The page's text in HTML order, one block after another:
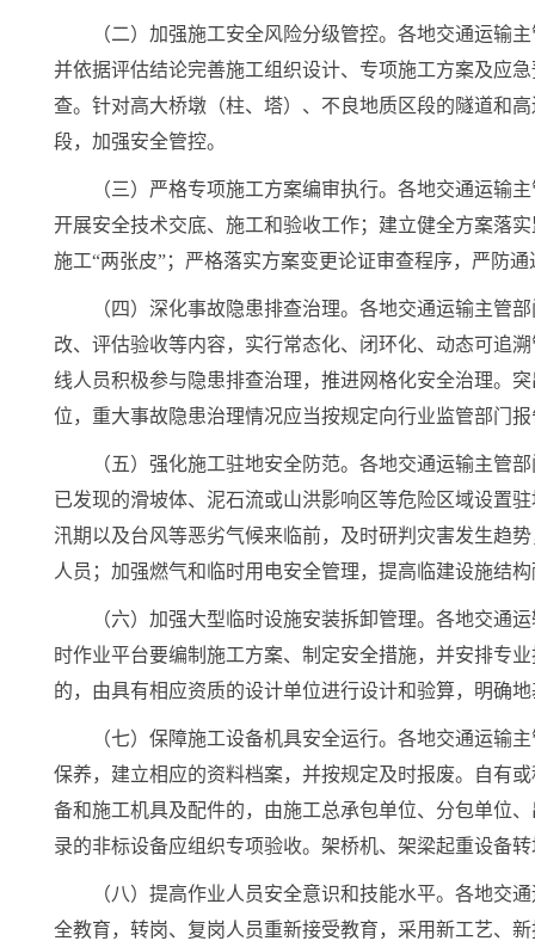
（二）加强施工安全风险分级管控。各地交通运输
并依据评估结论完善施工组织设计、专项施工方案及应
查。针对高大桥墩（柱、塔）、不良地质区段的隧道和
段，加强安全管控。
（三）严格专项施工方案编审执行。各地交通运输
开展安全技术交底、施工和验收工作；建立健全方案落
施工“两张皮”；严格落实方案变更论证审查程序，严防
（四）深化事故隐患排查治理。各地交通运输主管
改、评估验收等内容，实行常态化、闭环化、动态可追
线人员积极参与隐患排查治理，推进网格化安全治理。
位，重大事故隐患治理情况应当按规定向行业监管部门
（五）强化施工驻地安全防范。各地交通运输主管
已发现的滑坡体、泥石流或山洪影响区等危险区域设置
汛期以及台风等恶劣气候来临前，及时研判灾害发生趋
人员；加强燃气和临时用电安全管理，提高临建设施结
（六）加强大型临时设施安装拆卸管理。各地交通
时作业平台要编制施工方案、制定安全措施，并安排专
的，由具有相应资质的设计单位进行设计和验算，明确
（七）保障施工设备机具安全运行。各地交通运输
保养，建立相应的资料档案，并按规定及时报废。自有
备和施工机具及配件的，由施工总承包单位、分包单位
录的非标设备应组织专项验收。架桥机、架梁起重设备
（八）提高作业人员安全意识和技能水平。各地交
全教育，转岗、复岗人员重新接受教育，采用新工艺、